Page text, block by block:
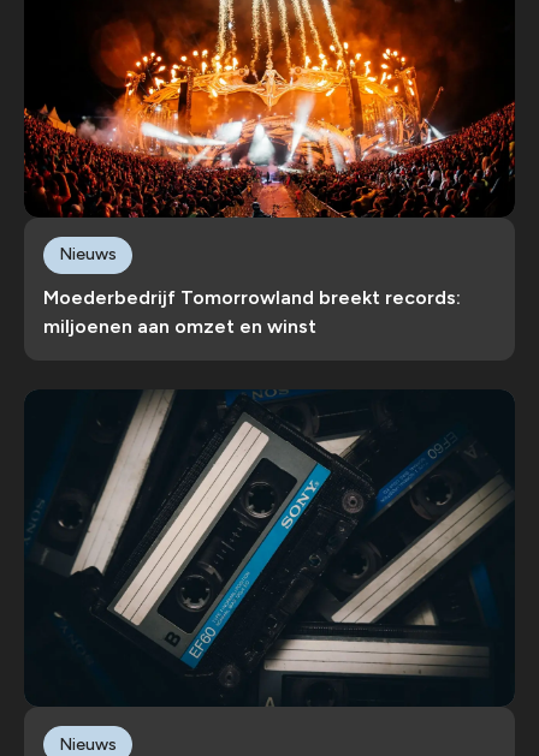
Moederbedrijf Tomorrowland breekt records:
miljoenen aan omzet en winst
Nieuws
Nieuws